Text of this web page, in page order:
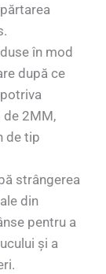
în mod
după ce
de 2MM,
de tip
strângerea
din
pentru a
și a